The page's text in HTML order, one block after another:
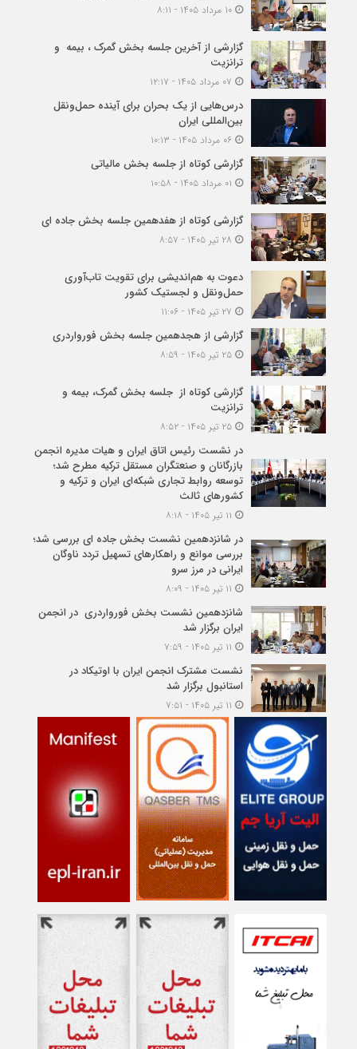
۱۰ مرداد ۱۴۰۵ - ۸:۱۱
گزارشی از آخرین جلسه بخش گمرک ، بیمه و
ترانزیت
درس‌هایی از یک بحران برای آینده حمل‌ونقل
بین‌المللی ایران
گزارشی کوتاه از جلسه بخش مالیاتی
گزارشی کوتاه از هفدهمین جلسه بخش جاده ای
دعوت به هم‌اندیشی برای تقویت تاب‌آوری
حمل‌ونقل و لجستیک کشور
گزارشی از هجدهمین جلسه بخش فورواردری
۲۵ تیر ۱۴۰۵ - ۸:۵۹
گزارشی کوتاه از جلسه بخش گمرک، بیمه و
ترانزیت
۲۵ تیر ۱۴۰۵ - ۸:۵۲
در نشست رئیس اتاق ایران و هیات مدیره انجمن
بازرگانان و صنعتگران مستقل ترکیه مطرح شد؛
توسعه روابط تجاری شبکه‌ای ایران و ترکیه و
کشورهای ثالث
در شانزدهمین نشست بخش جاده ای بررسی شد؛
بررسی موانع و راهکارهای تسهیل تردد ناوگان
ایرانی در مرز سرو
شانزدهمین نشست بخش فورواردری در انجمن
ایران برگزار شد
نشست مشترک انجمن ایران با اوتیکاد در
استانبول برگزار شد